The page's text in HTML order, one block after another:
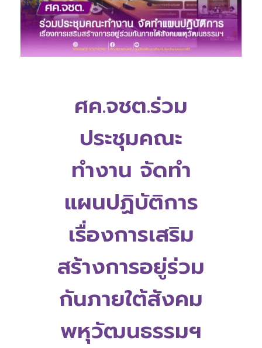
ศค.จชต.ร่วม
ประชุมคณะ
ทำงาน จัดทำ
แผนปฏิบัติการ
เรื่องการเสริม
สร้างการอยู่ร่วม
กันภายใต้สังคม
พหุวัฒนธรรมฯ